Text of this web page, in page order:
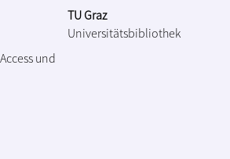
und
TU Graz
Universitätsbibliothek